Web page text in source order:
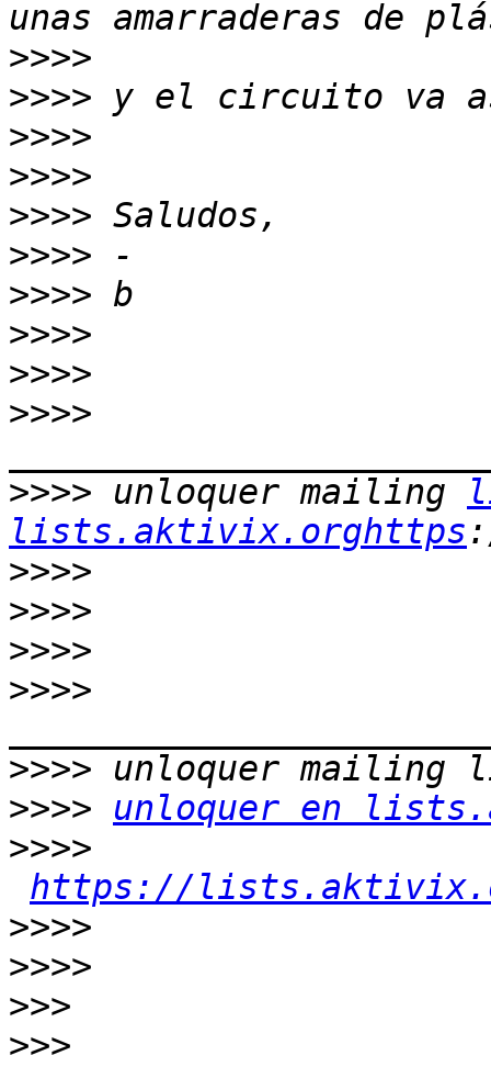
>>>>
>>>>
>>>>
>>>>
>>>>
>>>>
>>>>
>>>>
>>>>
>>>>
>>>> unloquer mailing
lists.aktivix.orghttps
>>>>
>>>>
>>>>
>>>>
>>>>
>>>>
unloquer en
>>>>
https://
>>>>
>>>>
>>>
>>>